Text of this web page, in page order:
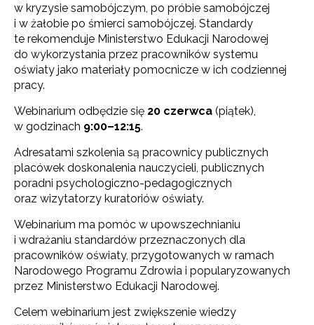
w kryzysie samobójczym, po próbie samobójczej
i w żałobie po śmierci samobójczej. Standardy
te rekomenduje Ministerstwo Edukacji Narodowej
do wykorzystania przez pracowników systemu
oświaty jako materiały pomocnicze w ich codziennej
pracy.
Webinarium odbędzie się 20 czerwca (piątek),
w godzinach 9:00–12:15.
Adresatami szkolenia są pracownicy publicznych
placówek doskonalenia nauczycieli, publicznych
poradni psychologiczno-pedagogicznych
oraz wizytatorzy kuratoriów oświaty.
Webinarium ma pomóc w upowszechnianiu
i wdrażaniu standardów przeznaczonych dla
pracowników oświaty, przygotowanych w ramach
Narodowego Programu Zdrowia i popularyzowanych
przez Ministerstwo Edukacji Narodowej.
Celem webinarium jest zwiększenie wiedzy